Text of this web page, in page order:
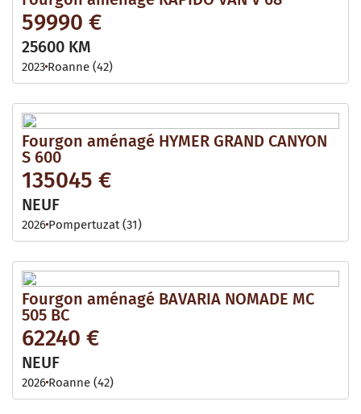
59990 €
25600 KM
2023 Roanne (42)
Fourgon aménagé HYMER GRAND CANYON
S 600
135045 €
NEUF
2026 Pompertuzat (31)
Fourgon aménagé BAVARIA NOMADE MC
505 BC
62240 €
NEUF
2026 Roanne (42)